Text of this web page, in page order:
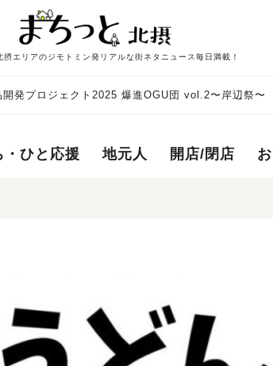
摂エリアのジモトミン発リアルな街ネタニュース毎日満載！
開発プロジェクト2025 爆進OGU団 vol.2〜岸辺祭〜
・ひと応援 地元人 開店/閉店